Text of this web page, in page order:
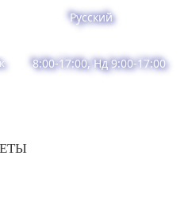
Русский
8:00-17:00, Нд 9:00-17:00